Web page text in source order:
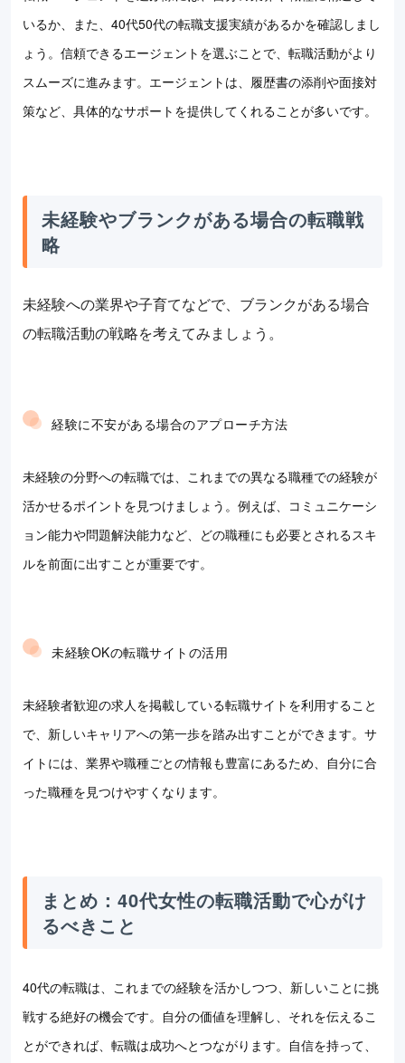
いるか、また、40代50代の転職支援実績があるかを確認しまし
ょう。信頼できるエージェントを選ぶことで、転職活動がより
スムーズに進みます。エージェントは、履歴書の添削や面接対
策など、具体的なサポートを提供してくれることが多いです。
未経験やブランクがある場合の転職戦
略
未経験への業界や子育てなどで、ブランクがある場合
の転職活動の戦略を考えてみましょう。
経験に不安がある場合のアプローチ方法
未経験の分野への転職では、これまでの異なる職種での経験が
活かせるポイントを見つけましょう。例えば、コミュニケーシ
ョン能力や問題解決能力など、どの職種にも必要とされるスキ
ルを前面に出すことが重要です。
未経験OKの転職サイトの活用
未経験者歓迎の求人を掲載している転職サイトを利用すること
で、新しいキャリアへの第一歩を踏み出すことができます。サ
イトには、業界や職種ごとの情報も豊富にあるため、自分に合
った職種を見つけやすくなります。
まとめ：40代女性の転職活動で心がけ
るべきこと
40代の転職は、これまでの経験を活かしつつ、新しいことに挑
戦する絶好の機会です。自分の価値を理解し、それを伝えるこ
とができれば、転職は成功へとつながります。自信を持って、